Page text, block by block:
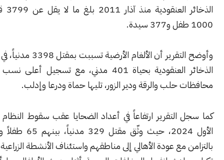
الذخائر العنقودية منذ آذار 2011 بلغ ما لا يقل عن 3799 قتيلاً، بينهم
وأوضح التقرير أن الألغام الأرضية تسببت بمقتل 3398 مدنياً، في حين أودت
الذخائر العنقودية بحياة 401 مدني، مع تسجيل أعلى نسب الضحايا في
حلب والرقة ودير الزور، تليها حماة ودرعا وإدلب.
كما سجل التقرير ارتفاعاً في أعداد الضحايا عقب سقوط النظام في 8 كانون
الأول 2024، حيث وثّق مقتل 329 مدنياً، بينهم 65 طفلاً و29 سيدة،
مع عودة الأهالي إلى مناطقهم واستئناف الأنشطة الزراعية، إضافة إلى